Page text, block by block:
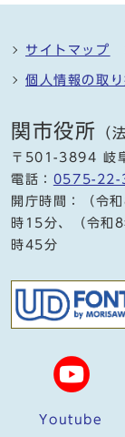
サイトマップ
個人情報の取
関市役所 （
〒501-3894 岐
電話： 0575-22-
開庁時間：（令
時15分、（令
時45分
Youtube